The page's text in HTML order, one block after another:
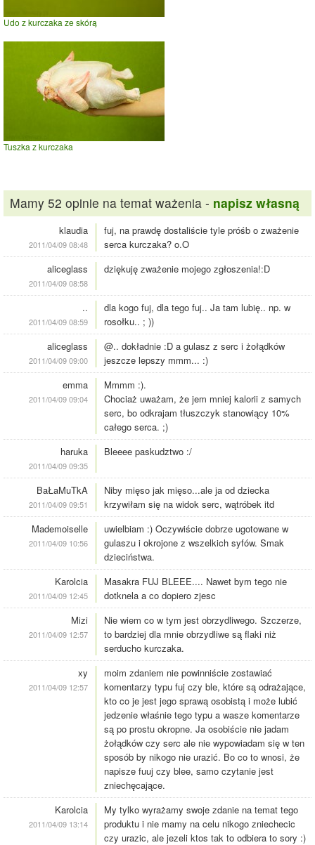
Udo z kurczaka ze skórą
Tuszka z kurczaka
Mamy 52 opinie na temat ważenia - napisz własną
klaudia
2011/04/09 08:48
fuj, na prawdę dostaliście tyle próśb o zważenie
serca kurczaka? o.O
aliceglass
2011/04/09 08:58
dziękuję zważenie mojego zgłoszenia!:D
..
2011/04/09 08:59
dla kogo fuj, dla tego fuj.. Ja tam lubię.. np. w
rosołku.. ; ))
aliceglass
2011/04/09 09:00
@.. dokładnie :D a gulasz z serc i żołądków
jeszcze lepszy mmm... :)
emma
2011/04/09 09:04
Mmmm :).
Chociaż uważam, że jem mniej kalorii z samych
serc, bo odkrajam tłuszczyk stanowiący 10%
całego serca. ;)
haruka
2011/04/09 09:35
Bleeee paskudztwo :/
BaŁaMuTkA
2011/04/09 09:51
Niby mięso jak mięso...ale ja od dziecka
krzywiłam się na widok serc, wątróbek itd
Mademoiselle
2011/04/09 10:56
uwielbiam :) Oczywiście dobrze ugotowane w
gulaszu i okrojone z wszelkich syfów. Smak
dzieciństwa.
Karolcia
2011/04/09 12:45
Masakra FUJ BLEEE.... Nawet bym tego nie
dotknela a co dopiero zjesc
Mizi
2011/04/09 12:57
Nie wiem co w tym jest obrzydliwego. Szczerze,
to bardziej dla mnie obrzydliwe są flaki niż
serducho kurczaka.
xy
2011/04/09 12:57
moim zdaniem nie powinniście zostawiać
komentarzy typu fuj czy ble, które są odrażające,
kto co je jest jego sprawą osobistą i może lubić
jedzenie właśnie tego typu a wasze komentarze
są po prostu okropne. Ja osobiście nie jadam
żołądków czy serc ale nie wypowiadam się w ten
sposób by nikogo nie urazić. Bo co to wnosi, że
napisze fuuj czy blee, samo czytanie jest
zniechęcające.
Karolcia
2011/04/09 13:14
My tylko wyrażamy swoje zdanie na temat tego
produktu i nie mamy na celu nikogo zniechecic
czy urazic, ale jezeli ktos tak to odbiera to sory :)